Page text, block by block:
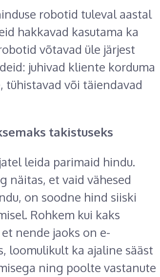
robotid tuleval aastal
hakkavad kasutama ka
võtavad üle järjest
juhivad kliente korduma
tühistavad või täiendavad
takistuseks
leida parimaid hindu.
näitas, et vaid vähesed
on soodne hind siiski
Rohkem kui kaks
nende jaoks on e-
loomulikult ka ajaline sääst
ning poolte vastanute